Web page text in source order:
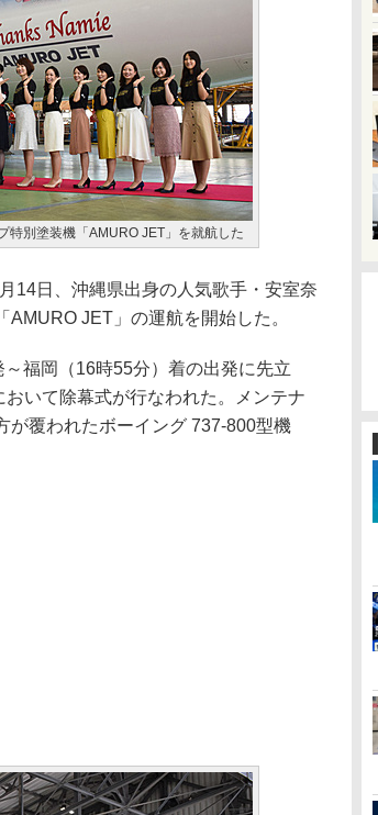
特別塗装機「AMURO JET」を就航した
14日、沖縄県出身の人気歌手・安室奈
JET」の運航を開始した。
福岡（16時55分）着の出発に先立
いて除幕式が行なわれた。メンテナ
が覆われたボーイング 737-800型機